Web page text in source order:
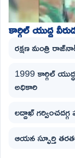
కార్గిల్ యుద్ధ
రక్షణ మంత్రి
1999 కార్గిల్
అధికారి
లద్దాఖ్
ఆయన స్ఫూర్తి